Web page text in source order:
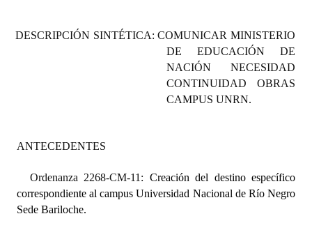
Programas
Carta Orgánica 2007
Reglamento Interno
Digesto
DESCRIPCIÓN SINTÉTICA: COMUNICAR MINISTERIO
DE EDUCACIÓN DE
NACIÓN NECESIDAD
CONTINUIDAD OBRAS
CAMPUS UNRN.
ANTECEDENTES
Ordenanza 2268-CM-11: Creación del destino específico
correspondiente al campus Universidad Nacional de Río Negro
Sede Bariloche.